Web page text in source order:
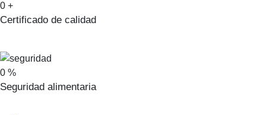
0 +
Certificado de calidad
0 %
Seguridad alimentaria